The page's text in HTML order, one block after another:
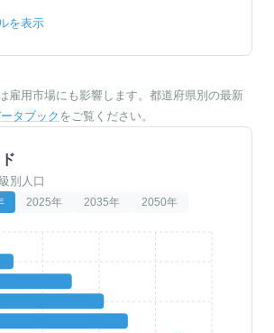
を表示
雇用市場にも影響します。都道府県別の最新
タブック をご覧ください。
別人口
2025年 2035年 2050年